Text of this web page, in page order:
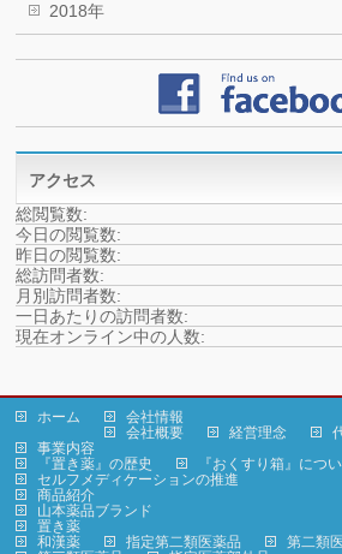
2018年
アクセス
総閲覧数:
今日の閲覧数:
昨日の閲覧数:
総訪問者数:
月別訪問者数:
一日あたりの訪問者数:
現在オンライン中の人数:
ホーム
会社情報
会社概要
経営理念
事業内容
『置き薬』の歴史
『おくすり箱』につ
セルフメディケーションの推進
商品紹介
山本薬品ブランド
置き薬
和漢薬
指定第二類医薬品
第二類